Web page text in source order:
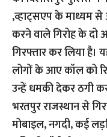
,व्हाट्सएप के माध्यम
करने वाले गिरोह के दो
गिरफ्तार कर लिया है।
लोगों के आए कॉल को
उन्हें धमकी देकर ठगी
भरतपुर राजस्थान से
मोबाइल, नगदी, कई